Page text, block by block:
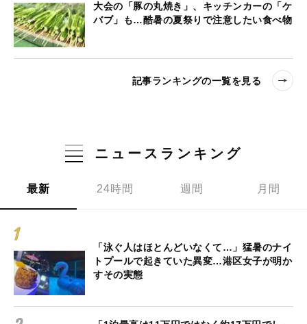
大会の「豚の丸焼き」、キッチンカーの「ケ
バブ」も…酷暑の夏祭りで注意したい食べ物
記事ランキングの一覧を見る
ニュースランキング
最新 24時間 週間 月間
「泳ぐ人はほとんどいなくて…」猛暑のナイ
トプールで起きていた異変…港区女子が明か
すその実態